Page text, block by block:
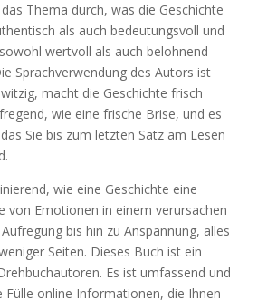
Thema durch, was die Geschichte
als auch bedeutungsvoll und
wertvoll als auch belohnend
Sprachverwendung des Autors ist
macht die Geschichte frisch
wie eine frische Brise, und es
Sie bis zum letzten Satz am Lesen
wie eine Geschichte eine
von Emotionen in einem verursachen
bis hin zu Anspannung, alles
Seiten. Dieses Buch ist ein
Es ist umfassend und
Fülle online Informationen, die Ihnen